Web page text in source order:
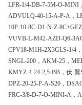
LFR-1/4-DB-7-5M-O-MINI
ADVULQ-40-15-A-P-A，
10P-10-8C-D1-N-Z-
VUVB-L-M42-AZD-Q6-
CPV18-M1H-2X3GLS-1/4
SNGL-200，AKM-25，
KMYZ-4-24-2,5-BB，伏-
DPZ-20-25-P-A-S20，
FRC-3/8-D-7-O-MINI-A，